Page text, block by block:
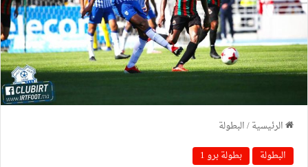
الرئيسية/البطولة
البطولة
بطولة برو 1